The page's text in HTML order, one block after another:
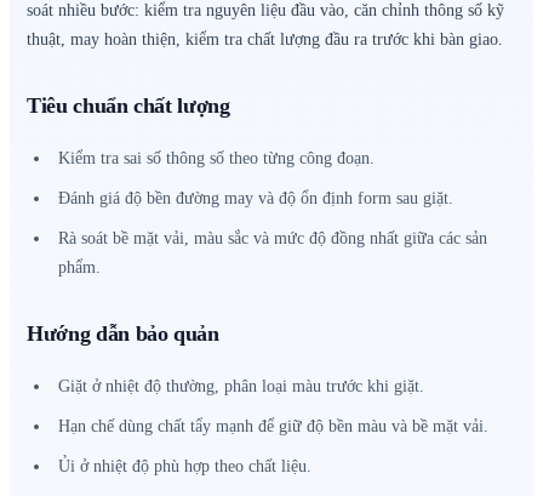
soát nhiều bước: kiểm tra nguyên liệu đầu vào, căn chỉnh thông số kỹ
thuật, may hoàn thiện, kiểm tra chất lượng đầu ra trước khi bàn giao.
Tiêu chuẩn chất lượng
Kiểm tra sai số thông số theo từng công đoạn.
Đánh giá độ bền đường may và độ ổn định form sau giặt.
Rà soát bề mặt vải, màu sắc và mức độ đồng nhất giữa các sản
phẩm.
Hướng dẫn bảo quản
Giặt ở nhiệt độ thường, phân loại màu trước khi giặt.
Hạn chế dùng chất tẩy mạnh để giữ độ bền màu và bề mặt vải.
Ủi ở nhiệt độ phù hợp theo chất liệu.